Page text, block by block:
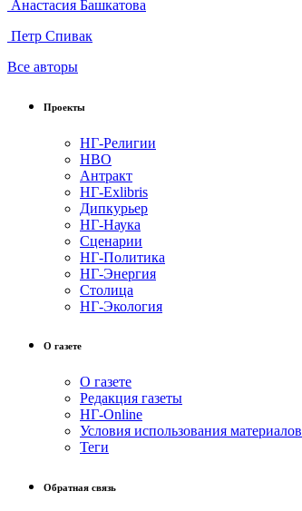
Анастасия Башкатова
Петр Спивак
Все авторы
Проекты
НГ-Религии
НВО
Антракт
НГ-Exlibris
Дипкурьер
НГ-Наука
Сценарии
НГ-Политика
НГ-Энергия
Столица
НГ-Экология
О газете
О газете
Редакция газеты
НГ-Online
Условия использования материалов
Теги
Обратная связь